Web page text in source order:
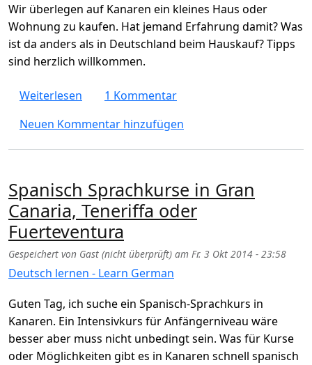
Wir überlegen auf Kanaren ein kleines Haus oder
Wohnung zu kaufen. Hat jemand Erfahrung damit? Was
ist da anders als in Deutschland beim Hauskauf? Tipps
sind herzlich willkommen.
Weiterlesen über Auf Kanaren Haus oder Wohnung
1 Kommentar
Neuen Kommentar hinzufügen
Spanisch Sprachkurse in Gran
Canaria, Teneriffa oder
Fuerteventura
Gespeichert von Gast (nicht überprüft) am Fr. 3 Okt 2014 - 23:58
Deutsch lernen - Learn German
Guten Tag, ich suche ein Spanisch-Sprachkurs in
Kanaren. Ein Intensivkurs für Anfängerniveau wäre
besser aber muss nicht unbedingt sein. Was für Kurse
oder Möglichkeiten gibt es in Kanaren schnell spanisch